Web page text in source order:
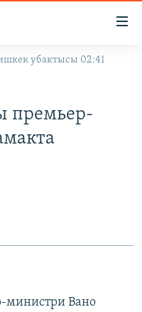
убактысы 02:41
премьер-
министри Вано